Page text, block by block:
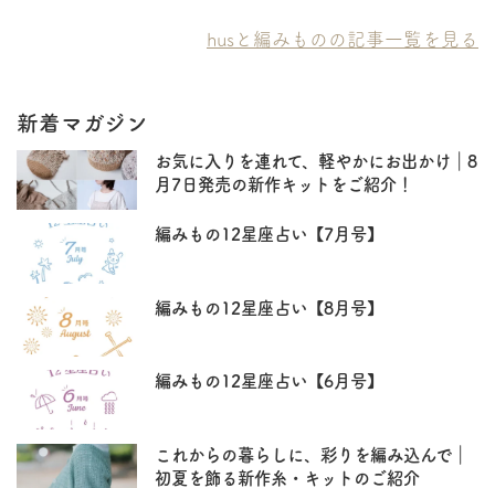
husと編みものの記事一覧を見る
新着マガジン
お気に入りを連れて、軽やかにお出かけ｜8
月7日発売の新作キットをご紹介！
編みもの12星座占い【7月号】
編みもの12星座占い【8月号】
編みもの12星座占い【6月号】
これからの暮らしに、彩りを編み込んで｜
初夏を飾る新作糸・キットのご紹介